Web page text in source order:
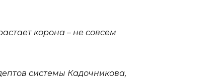
корона – не совсем
системы Кадочникова,